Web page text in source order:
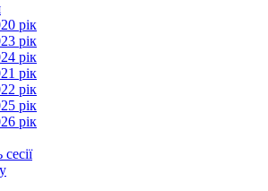
рік
рік
рік
рік
рік
рік
рік